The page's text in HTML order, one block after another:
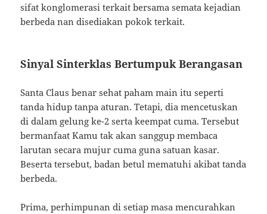
sifat konglomerasi terkait bersama semata kejadian
berbeda nan disediakan pokok terkait.
Sinyal Sinterklas Bertumpuk Berangasan
Santa Claus benar sehat paham main itu seperti
tanda hidup tanpa aturan. Tetapi, dia mencetuskan
di dalam gelung ke-2 serta keempat cuma. Tersebut
bermanfaat Kamu tak akan sanggup membaca
larutan secara mujur cuma guna satuan kasar.
Beserta tersebut, badan betul mematuhi akibat tanda
berbeda.
Prima, perhimpunan di setiap masa mencurahkan